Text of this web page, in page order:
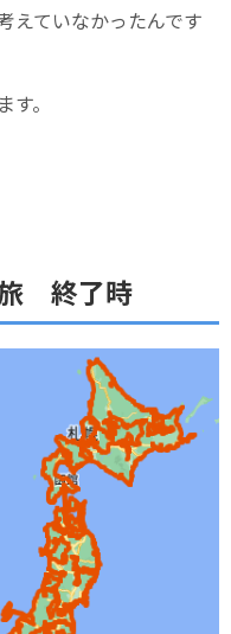
えていなかったんです
。
終了時